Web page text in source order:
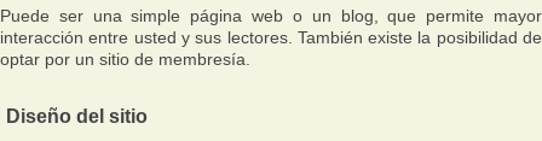
Puede ser una simple página web o un blog, que permite mayor
interacción entre usted y sus lectores. También existe la posibilidad de
optar por un sitio de membresía.
Diseño del sitio